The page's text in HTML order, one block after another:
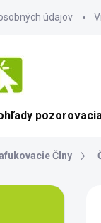
údajov
Člny